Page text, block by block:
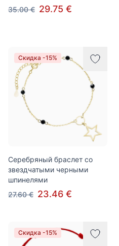
35.00 € 29.75 €
Скидка -15%
Серебряный браслет со
звездчатыми черными
шпинелями
27.60 € 23.46 €
Скидка -15%